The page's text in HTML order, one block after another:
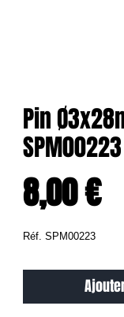
Pin
SPM00223
8,00 €
Réf. SPM00223